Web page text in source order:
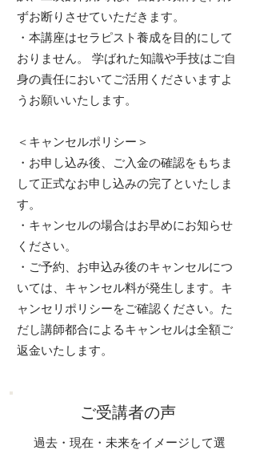
ずお断りさせていただきます。
・本講座はセラピスト養成を目的にして
おりません。 学ばれた知識や手技はご自
身の責任においてご活用くださいますよ
うお願いいたします。
＜キャンセルポリシー＞
・お申し込み後、ご入金の確認をもちま
して正式なお申し込みの完了といたしま
す。
・キャンセルの場合はお早めにお知らせ
ください。
・ご予約、お申込み後のキャンセルにつ
いては、キャンセル料が発生します。キ
ャンセリポリシーをご確認ください。​た
だし講師都合によるキャンセルは全額ご
返金いたします。
​ご受講者の声
過去・現在・未来をイメージして選